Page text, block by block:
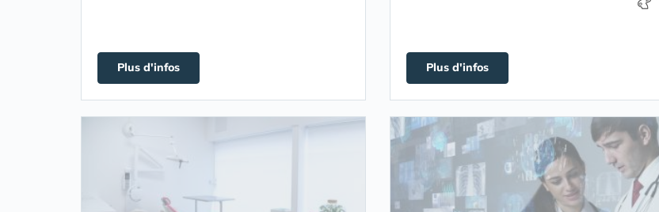
Plus d'infos Plus d'infos